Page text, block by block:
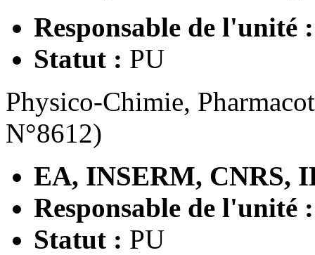
Responsable de l'unité
Statut : PU
Physico-Chimie,
N°8612)
EA, INSERM, CNRS,
Responsable de l'unité
Statut : PU